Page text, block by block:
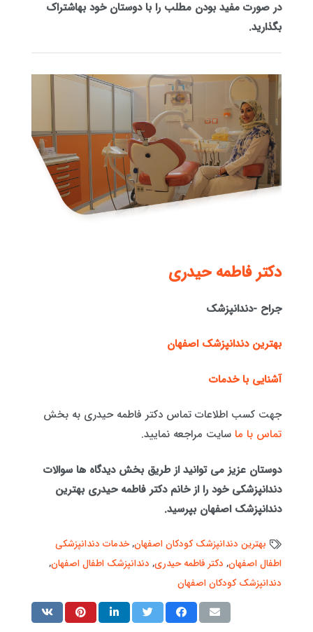
در صورت مفید بودن مطلب را با دوستان خود بهاشتراک
بگذارید.
دكتر فاطمه حيدری
جراح -دندانپزشک
بهترین دندانپزشک اصفهان
آشنایی با خدمات
جهت کسب اطلاعات تماس دکتر فاطمه حیدری به بخش
تماس با ما سایت مراجعه نمایید.
دوستان عزیز می توانید از طریق بخش دیدگاه ها سوالات
دندانپزشکی خود را از خانم دکتر فاطمه حیدری بهترین
دندانپزشک اصفهان بپرسید.
بهترین دندانپزشک کودکان اصفهان,خدمات دندانپزشکی
اطفال اصفهان, دکتر فاطمه حیدری, دندانپزشک اطفال اصفهان,
دندانپزشک کودکان اصفهان